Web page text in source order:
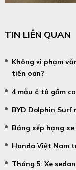
TIN LIÊN QUAN
Không vi phạm
tiền oan?
4 mẫu ô tô gầm
BYD Dolphin Surf
Bảng xếp hạng
Honda Việt Nam
Tháng 5: Xe